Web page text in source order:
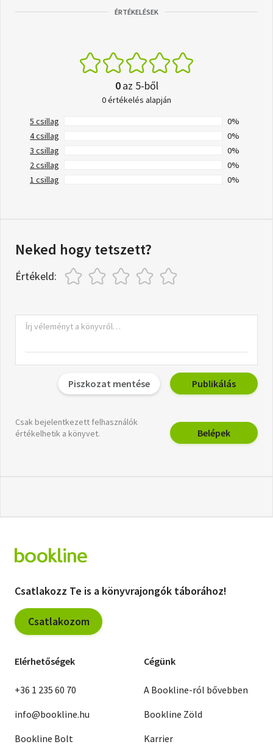
ÉRTÉKELÉSEK
0az 5-ből
0 értékelés alapján
5 csillag
0%
4 csillag
0%
3 csillag
0%
2 csillag
0%
1 csillag
0%
Neked hogy tetszett?
Értékeld:
Piszkozat mentése Publikálás
Csak bejelentkezett felhasználók
értékelhetik a könyvet.
Belépek
Csatlakozz Te is a könyvrajongók táborához!
Csatlakozom
Elérhetőségek
+36 1 235 60 70
info@bookline.hu
Bookline Bolt
Cégünk
A Bookline-ról bővebben
Bookline Zöld
Karrier